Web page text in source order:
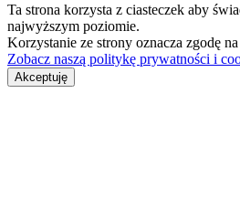
Ta strona korzysta z ciasteczek aby
najwyższym poziomie.
Korzystanie ze strony oznacza zgodę
Zobacz naszą politykę prywatności i
Akceptuję